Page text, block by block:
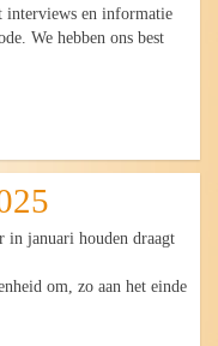
interviews en informatie
We hebben ons best
in januari houden draagt
om, zo aan het einde